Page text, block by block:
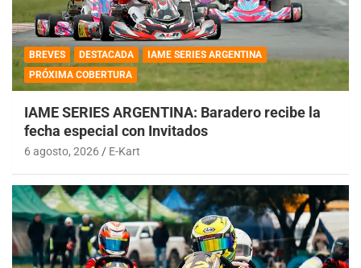
BREVES DESTACADA
IAME SERIES ARGENTINA
PRÓXIMA COBERTURA
IAME SERIES ARGENTINA: Baradero recibe la
fecha especial con Invitados
6 agosto, 2026 E-Kart